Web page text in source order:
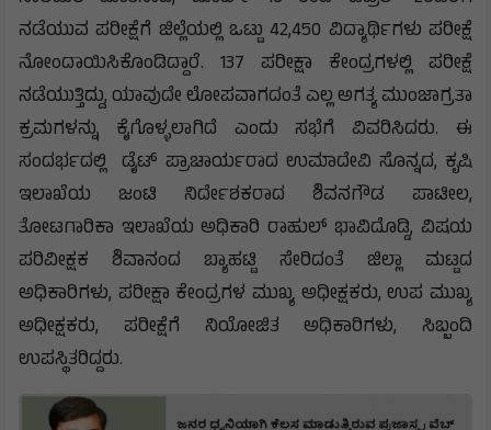
ಶಾಲಾ ಶಿಕ್ಷಣ ಮತ್ತು ಸಾಕ್ಷರತಾ ಇಲಾಖೆಯ ಉಪ ನಿರ್ದೇಶಕ ವೀರಯ್ಯ
ಸಾಲಿಮಠ ಮಾತನಾಡಿ, ಮಾರ್ಚ್ 18 ರಿಂದ ಏಪ್ರಿಲ್ 2ರವರೆಗೆ
ನಡೆಯುವ ಪರೀಕ್ಷೆಗೆ ಜಿಲ್ಲೆಯಲ್ಲಿ ಒಟ್ಟು 42,450 ವಿದ್ಯಾರ್ಥಿಗಳು ಪರೀಕ್ಷೆ
ನೋಂದಾಯಿಸಿಕೊಂಡಿದ್ದಾರೆ. 137 ಪರೀಕ್ಷಾ ಕೇಂದ್ರಗಳಲ್ಲಿ ಪರೀಕ್ಷೆ
ನಡೆಯುತ್ತಿದ್ದು, ಯಾವುದೇ ಲೋಪವಾಗದಂತೆ ಎಲ್ಲ ಅಗತ್ಯ ಮುಂಜಾಗ್ರತಾ
ಕ್ರಮಗಳನ್ನು ಕೈಗೊಳ್ಳಲಾಗಿದೆ ಎಂದು ಸಭೆಗೆ ವಿವರಿಸಿದರು. ಈ
ಸಂದರ್ಭದಲ್ಲಿ ಡೈಟ್ ಪ್ರಾಚಾರ್ಯರಾದ ಉಮಾದೇವಿ ಸೊನ್ನದ, ಕೃಷಿ
ಇಲಾಖೆಯ ಜಂಟಿ ನಿರ್ದೇಶಕರಾದ ಶಿವನಗೌಡ ಪಾಟೀಲ,
ತೋಟಗಾರಿಕಾ ಇಲಾಖೆಯ ಅಧಿಕಾರಿ ರಾಹುಲ್ ಭಾವಿದೊಡ್ಡಿ, ವಿಷಯ
ಪರಿವೀಕ್ಷಕ ಶಿವಾನಂದ ಬ್ಯಾಹಟ್ಟಿ ಸೇರಿದಂತೆ ಜಿಲ್ಲಾ ಮಟ್ಟದ
ಅಧಿಕಾರಿಗಳು, ಪರೀಕ್ಷಾ ಕೇಂದ್ರಗಳ ಮುಖ್ಯ ಅಧೀಕ್ಷಕರು, ಉಪ ಮುಖ್ಯ
ಅಧೀಕ್ಷಕರು, ಪರೀಕ್ಷೆಗೆ ನಿಯೋಜಿತ ಅಧಿಕಾರಿಗಳು, ಸಿಬ್ಬಂದಿ
ಉಪಸ್ಥಿತರಿದ್ದರು.